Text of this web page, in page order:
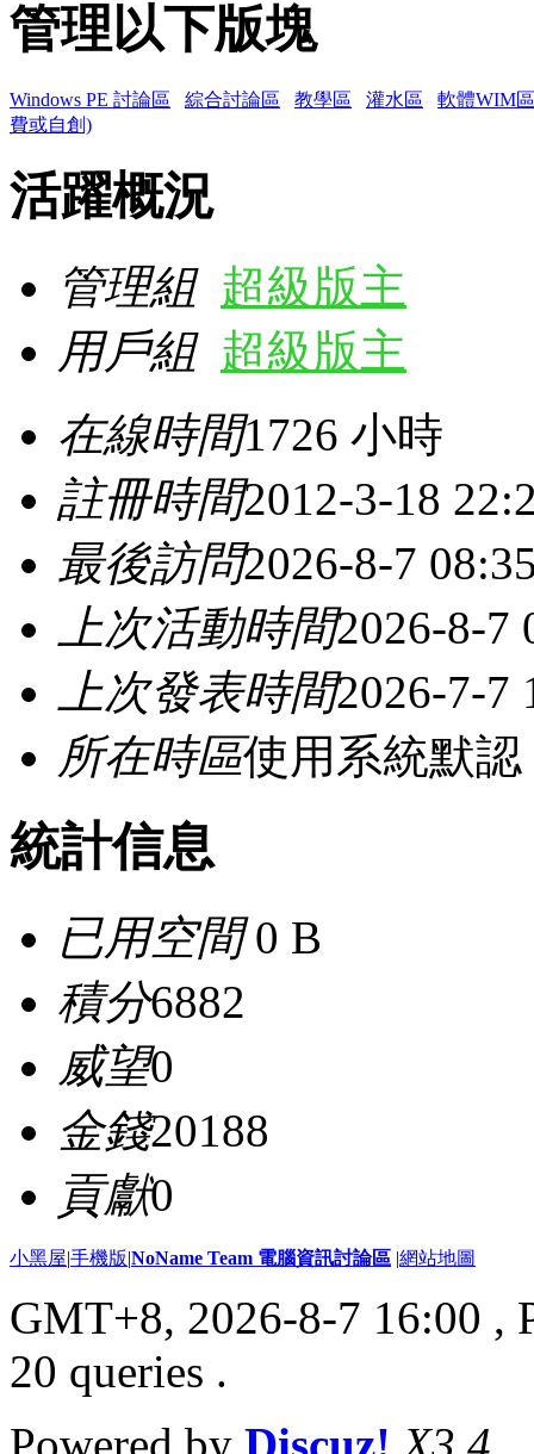
管理以下版塊
Windows PE 討論區 綜合討論區 教學區 灌水區
軟體WIM區
費或自創)
活躍概況
管理組 超級版主
用戶組 超級版主
在線時間1726 小時
註冊時間2012-3-18
最後訪問2026-8-7
上次活動時間2026-8-7
上次發表時間2026-7-7
所在時區使用系統默認
統計信息
已用空間0 B
積分6882
威望0
金錢20188
貢獻0
小黑屋|手機版|NoName Team 電腦資訊討論區 |網站地圖
GMT+8, 2026-8-7 16:00 ,
20 queries .
Powered by Discuz! X3.4